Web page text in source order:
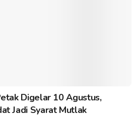
Digelar 10 Agustus,
Jadi Syarat Mutlak